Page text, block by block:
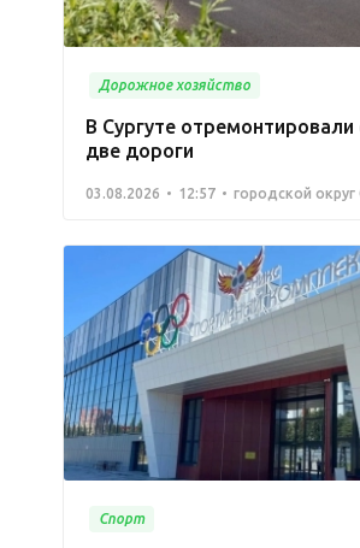
Дорожное хозяйство
В Сургуте
две дороги
03.08.2026 12:57 городской округ
Спорт